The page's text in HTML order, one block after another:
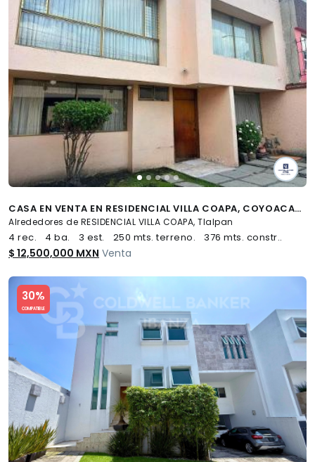
CASA EN VENTA EN RESIDENCIAL VILLA COAPA, COYOACAN, CDMX
Alrededores de RESIDENCIAL VILLA COAPA, Tlalpan
4 rec. 4 ba. 3 est. 250 mts. terreno. 376 mts. constr..
$ 12,500,000 MXN Venta
30%
COMPATIBLE
Slide 1 of 5